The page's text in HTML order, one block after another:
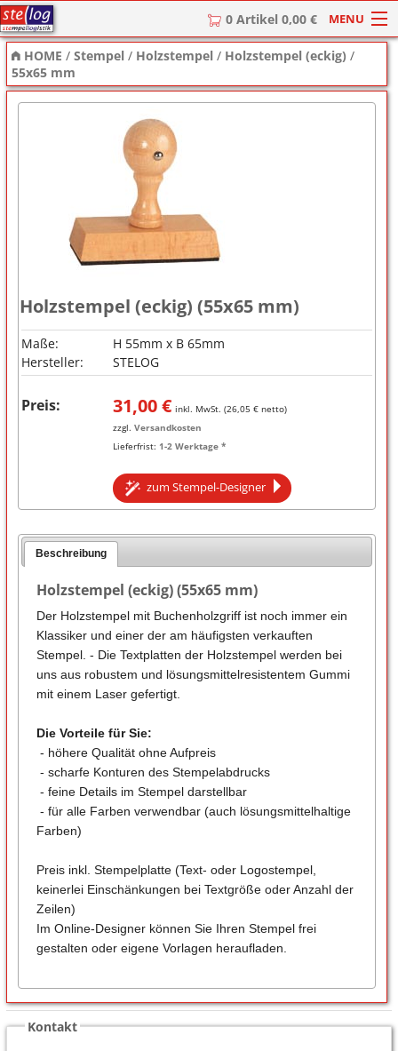
0 Artikel 0,00 € MENU
HOME
Stempel
Stempel-Textplatten
HOME /Stempel / Holzstempel / Holzstempel (eckig) /
55x65 mm
Holzstempel (eckig) (55x65 mm)
Maße:
H 55mm x B 65mm
Hersteller:
STELOG
Preis: 31,00€ inkl. MwSt. (26,05 € netto)
zzgl. Versandkosten
Lieferfrist: 1-2 Werktage *
zum Stempel-Designer
Beschreibung
Holzstempel (eckig) (55x65 mm)
Der Holzstempel mit Buchenholzgriff ist noch immer ein
Klassiker und einer der am häufigsten verkauften
Stempel. - Die Textplatten der Holzstempel werden bei
uns aus robustem und lösungsmittelresistentem Gummi
mit einem Laser gefertigt.
Die Vorteile für Sie:
- höhere Qualität ohne Aufpreis
- scharfe Konturen des Stempelabdrucks
- feine Details im Stempel darstellbar
- für alle Farben verwendbar (auch lösungsmittelhaltige
Farben)
Preis inkl. Stempelplatte (Text- oder Logostempel,
keinerlei Einschänkungen bei Textgröße oder Anzahl der
Zeilen)
Im Online-Designer können Sie Ihren Stempel frei
gestalten oder eigene Vorlagen heraufladen.
Kontakt